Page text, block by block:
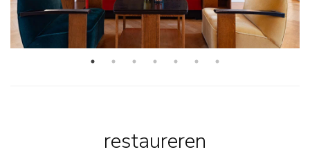
restaureren